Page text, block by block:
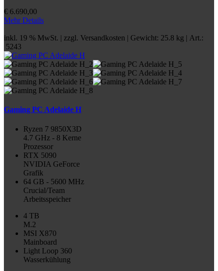
€ 6.690,00
Mehr Details
inkl. 19 % MwSt. | zzgl. Versandkosten | Gewicht: 25.8 kg | Art.:
5243
Gaming PC Adelaide H
Ryzen 7 9850X3D
4.7 GHz - 8 Kerne
Prozessor
RTX 5090
NVIDIA GeForce
Grafik
64 GB - 5600 MHz
Crucial/Team
Arbeitsspeicher
4 TB
M.2
MSI X870
Mainboard
Light Loop 360
Wasserkühlung